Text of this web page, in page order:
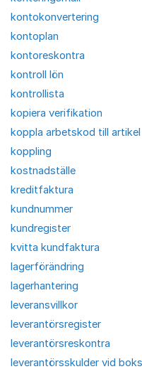
kontokonvertering
kontoplan
kontoreskontra
kontroll lön
kontrollista
kopiera verifikation
koppla arbetskod till artikel
koppling
kostnadställe
kreditfaktura
kundnummer
kundregister
kvitta kundfaktura
lagerförändring
lagerhantering
leveransvillkor
leverantörsregister
leverantörsreskontra
leverantörsskulder vid